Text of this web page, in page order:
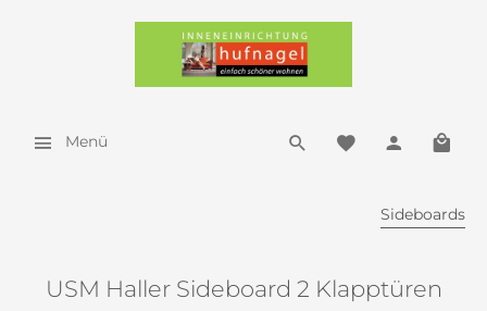
Menü
Sideboards
USM Haller Sideboard 2 Klapptüren